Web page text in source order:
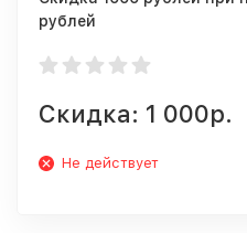
рублей
Скидка: 1 000р.
Не действует